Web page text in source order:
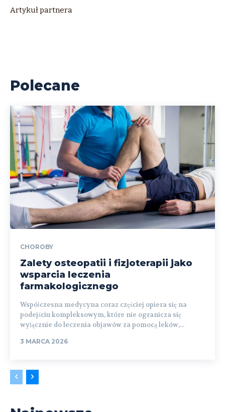
Artykuł partnera
Polecane
CHOROBY
Zalety osteopatii i fizjoterapii jako
wsparcia leczenia
farmakologicznego
Współczesna medycyna coraz częściej opiera się na
podejściu kompleksowym, które nie ogranicza się
wyłącznie do leczenia objawów za pomocą leków,...
3 MARCA 2026